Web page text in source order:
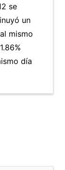
se
un
mismo
día